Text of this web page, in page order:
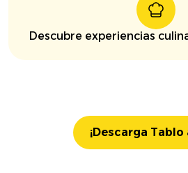
Descubre experiencias
¡Descarga Tablo